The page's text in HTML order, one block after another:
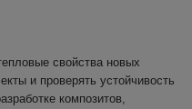
свойства новых
и проверять устойчивость
композитов,